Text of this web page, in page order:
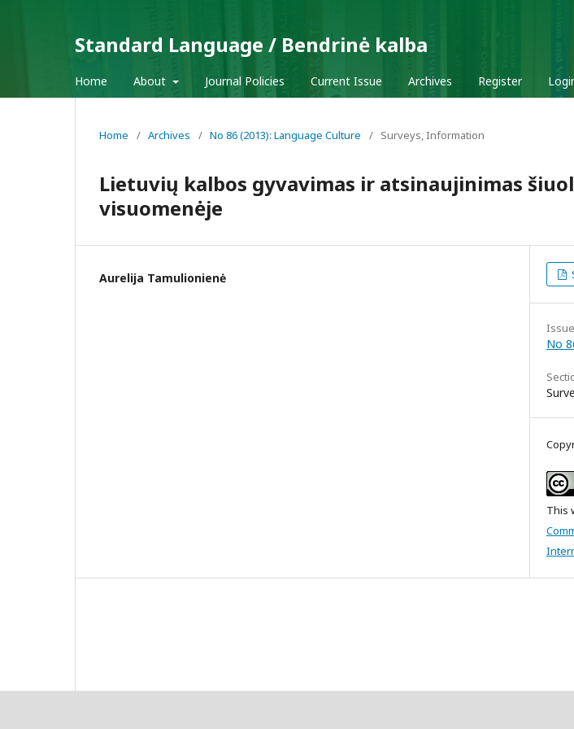
Standard Language / Bendrinė kalba
Home About Journal Policies Current Issue Archives Register
Home / Archives / No 86 (2013): Language Culture / Surveys, Information
Lietuvių kalbos gyvavimas ir atsinaujinimas
visuomenėje
Aurelija Tamulionienė
Issue
No
This